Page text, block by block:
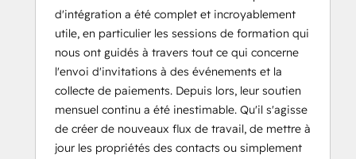
d'intégration a été complet et incroyablement
utile, en particulier les sessions de formation qui
nous ont guidés à travers tout ce qui concerne
l'envoi d'invitations à des événements et la
collecte de paiements. Depuis lors, leur soutien
mensuel continu a été inestimable. Qu'il s'agisse
de créer de nouveaux flux de travail, de mettre à
jour les propriétés des contacts ou simplement